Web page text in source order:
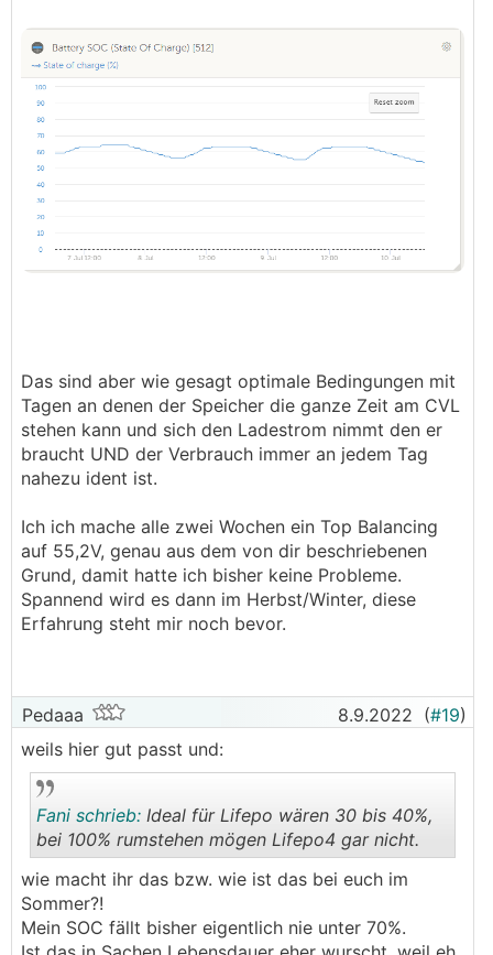
zumindest alle Monat mal vollladen um den SOC
zu "updaten", sollte er nämlich stetig sinken wie
in deinem Beispiel oben kann es passieren das
der SOC auf 0% geht, der Speicher aber noch
halb voll ist (was in der Praxis aber auch nicht
passieren wird da das
den SOC nicht auf
0% setzen sollte/wird solange die Spannung
nicht in der Nähe der unteren Abschaltspannung
ist...)
Das sind aber wie gesagt optimale Bedingungen mit
Tagen an denen der Speicher die ganze Zeit am CVL
stehen kann und sich den Ladestrom nimmt den er
braucht UND der Verbrauch immer an jedem Tag
nahezu ident ist.
Ich ich mache alle zwei Wochen ein Top Balancing
auf 55,2V, genau aus dem von dir beschriebenen
Grund, damit hatte ich bisher keine Probleme.
Spannend wird es dann im Herbst/Winter, diese
Erfahrung steht mir noch bevor.
Pedaaa 8.9.2022 (#19)
weils hier gut passt und:
Fani schrieb: Ideal für Lifepo wären 30 bis 40%,
bei 100% rumstehen mögen Lifepo4 gar nicht.
wie macht ihr das bzw. wie ist das bei euch im
Sommer?!
Mein SOC fällt bisher eigentlich nie unter 70%.